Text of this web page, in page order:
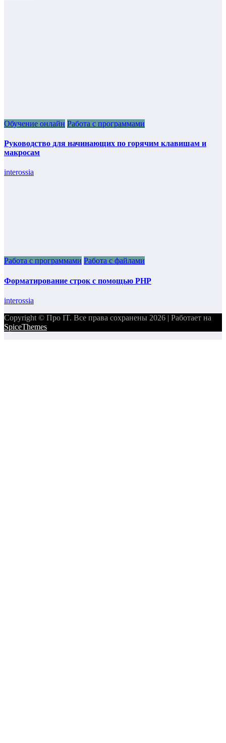
Обучение онлайн Работа с программами
Руководство для начинающих по горячим клавишам и
макросам
interossia
Работа с программами Работа с файлами
Форматирование строк с помощью PHP
interossia
Copyright © Про IT. Все права сохранены 2026 | Работает на
SpiceThemes